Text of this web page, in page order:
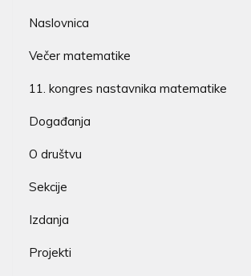
Naslovnica
Večer matematike
11. kongres nastavnika matematike
Događanja
O društvu
Sekcije
Izdanja
Projekti